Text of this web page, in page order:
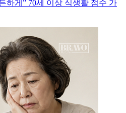
하게” 70세 이상 식생활 점수 가